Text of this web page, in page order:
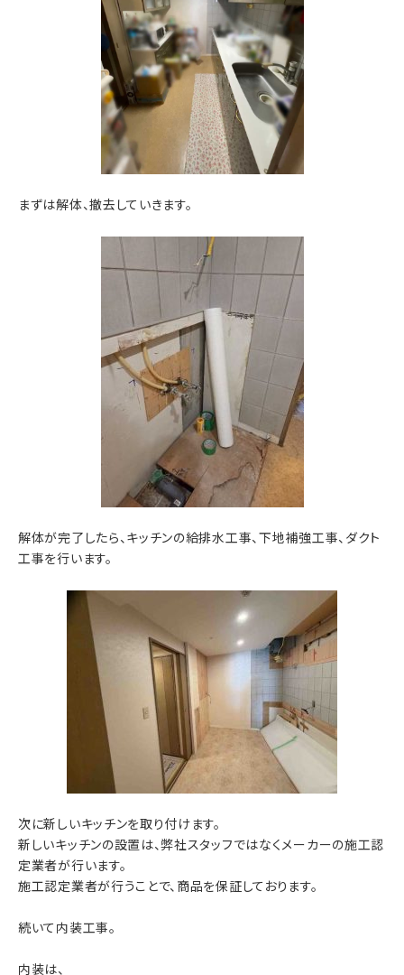
まずは解体、撤去していきます。
解体が完了したら、キッチンの給排水工事、下地補強工事、ダクト
工事を行います。
次に新しいキッチンを取り付けます。
新しいキッチンの設置は、弊社スタッフではなくメーカーの施工認
定業者が行います。
施工認定業者が行うことで、商品を保証しております。
続いて内装工事。
内装は、